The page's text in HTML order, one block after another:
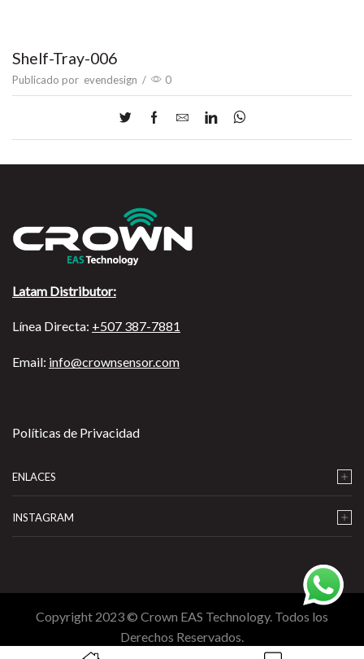
Shelf-Tray-006
Publicado por evendesign / 0
Latam Distributor:
Línea Directa: +507 387-7881
Email: info@crownsensor.com
Políticas de Privacidad
ENLACES
INSTAGRAM
Copyright 2023 © Crown EAS Technology. Todos los
Derechos Reservados.